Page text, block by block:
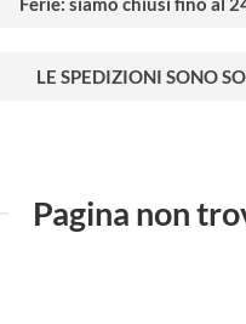
LE SPEDIZIONI SONO
Pagina non